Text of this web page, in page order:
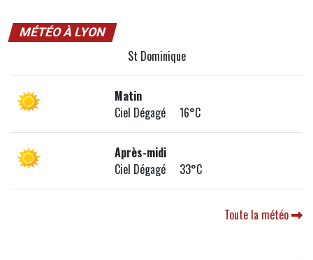
MÉTÉO À LYON
St Dominique
Matin
Ciel Dégagé 16°C
Après-midi
Ciel Dégagé 33°C
Toute la météo